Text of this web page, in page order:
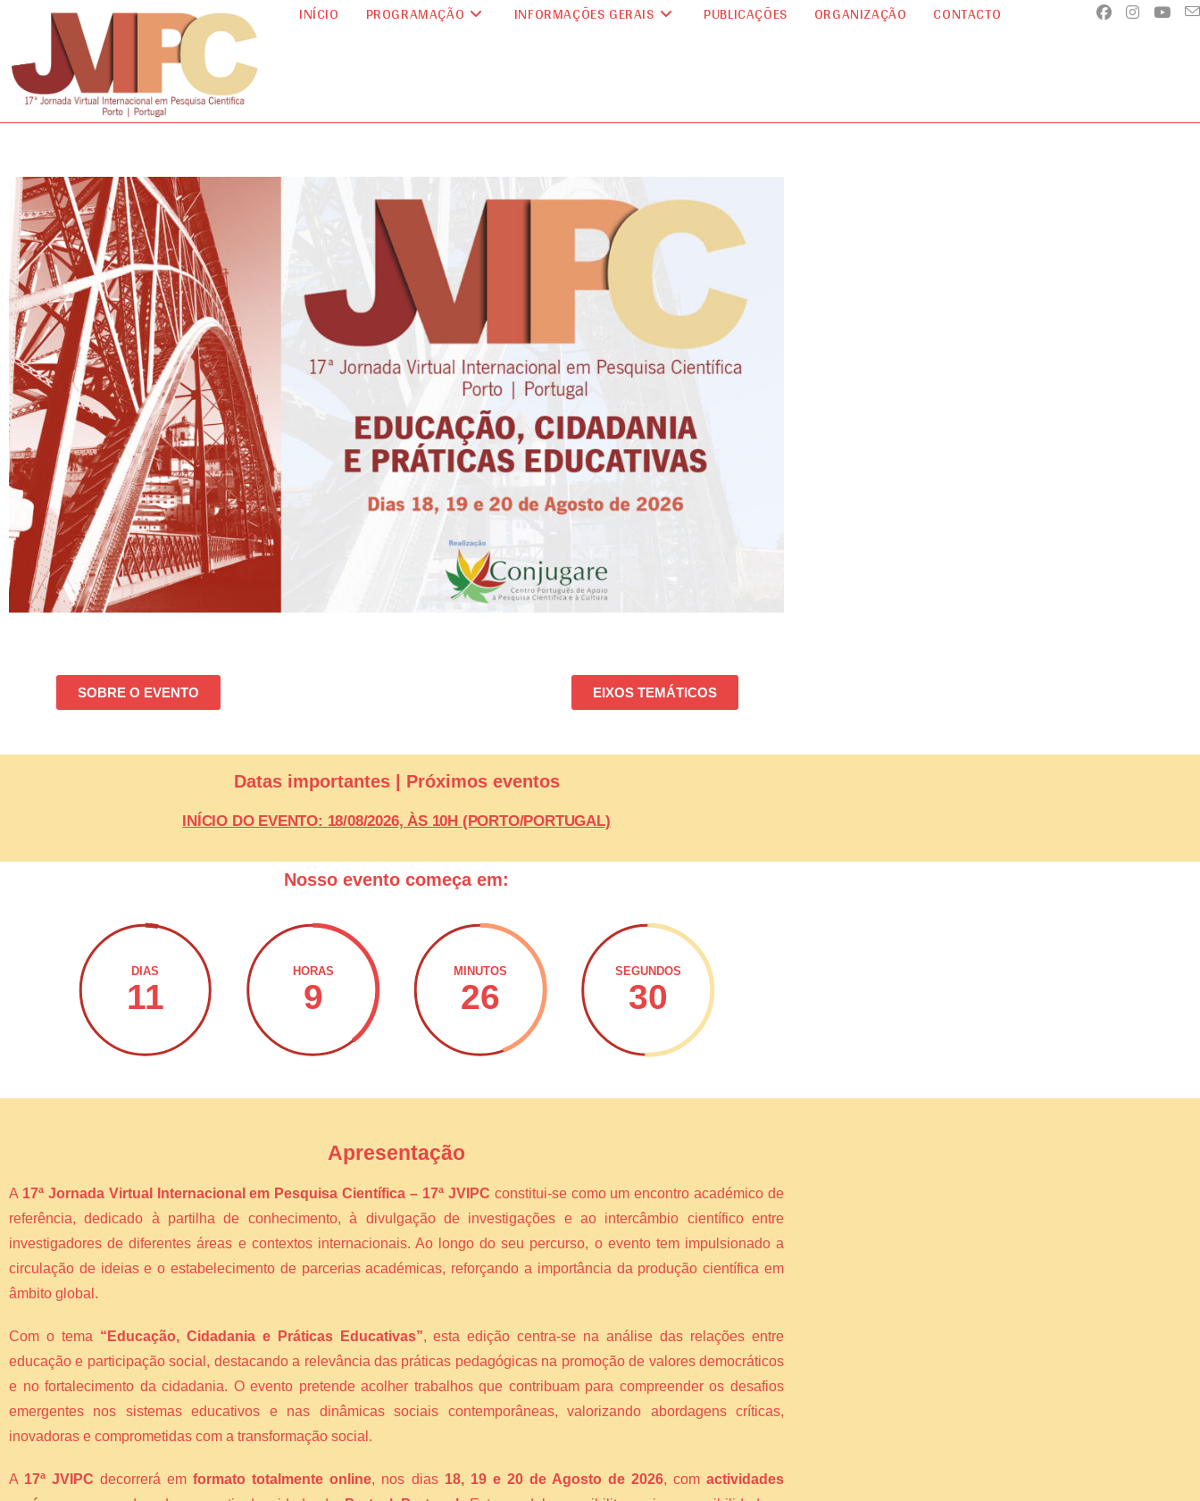
INÍCIO PROGRAMAÇÃO INFORMAÇÕES GERAIS PUBLICAÇÕES ORGANIZAÇÃO CONTACTO
SOBRE O EVENTO EIXOS TEMÁTICOS
Datas importantes | Próximos eventos
INÍCIO DO EVENTO: 18/08/2026, ÀS 10H (PORTO/PORTUGAL)
Nosso evento começa em:
DIAS
11
HORAS
9
MINUTOS
26
SEGUNDOS
29
Apresentação
A 17ª Jornada Virtual Internacional em Pesquisa Científica – 17ª JVIPC constitui-se como um encontro académico de
referência, dedicado à partilha de conhecimento, à divulgação de investigações e ao intercâmbio científico entre
investigadores de diferentes áreas e contextos internacionais. Ao longo do seu percurso, o evento tem impulsionado a
circulação de ideias e o estabelecimento de parcerias académicas, reforçando a importância da produção científica em
âmbito global.
Com o tema “Educação, Cidadania e Práticas Educativas”, esta edição centra-se na análise das relações entre
educação e participação social, destacando a relevância das práticas pedagógicas na promoção de valores democráticos
e no fortalecimento da cidadania. O evento pretende acolher trabalhos que contribuam para compreender os desafios
emergentes nos sistemas educativos e nas dinâmicas sociais contemporâneas, valorizando abordagens críticas,
inovadoras e comprometidas com a transformação social.
A 17ª JVIPC decorrerá emformato totalmente online, nos dias 18, 19 e 20 de Agosto de 2026, comactividades